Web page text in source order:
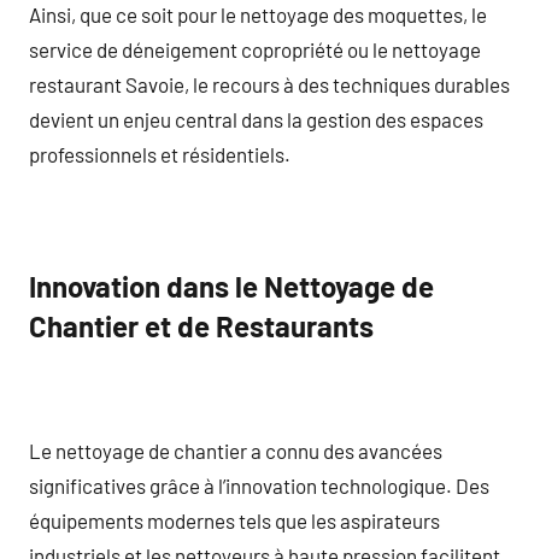
Ainsi, que ce soit pour le nettoyage des moquettes, le
service de déneigement copropriété ou le nettoyage
restaurant Savoie, le recours à des techniques durables
devient un enjeu central dans la gestion des espaces
professionnels et résidentiels.
Innovation dans le Nettoyage de
Chantier et de Restaurants
Le nettoyage de chantier a connu des avancées
significatives grâce à l’innovation technologique. Des
équipements modernes tels que les aspirateurs